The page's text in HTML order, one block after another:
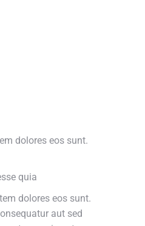
dolores eos sunt.
quia
dolores eos sunt.
aut sed